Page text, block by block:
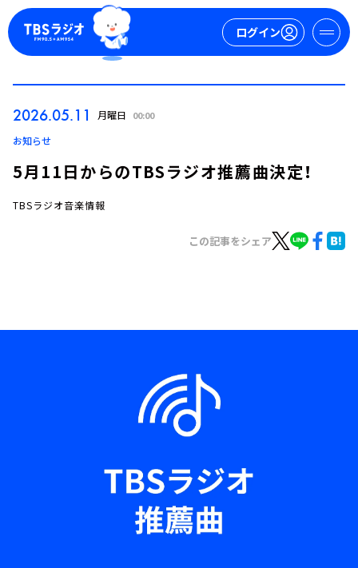
ログイン
トピックス
イベント・グッズ
2026.05.11 月曜日 00:00
お知らせ
5月11日からのTBSラジオ推薦曲決定！
TBSラジオ音楽情報
この記事をシェア